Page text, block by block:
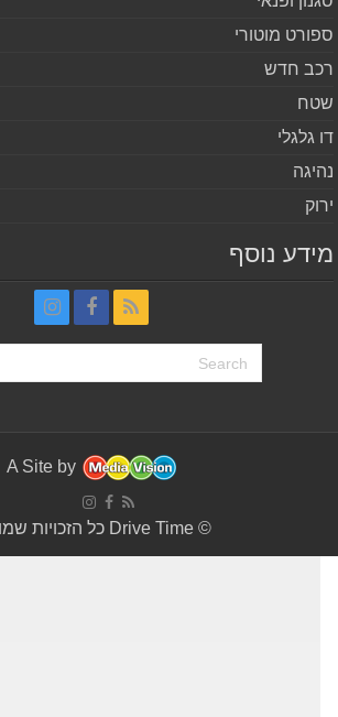
מוטורי
חדש
גלגלי
נוסף
A Site by